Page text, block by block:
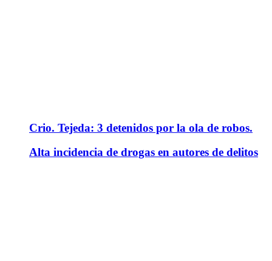
Crio. Tejeda: 3 detenidos por la ola de robos.
Alta incidencia de drogas en autores de delitos